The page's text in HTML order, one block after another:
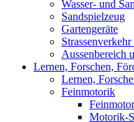
Wasser- und
Sandspielzeug
Gartengeräte
Aussenbereich
Lernen, Forschen,
Lernen,
Feinmotorik
Motorik-